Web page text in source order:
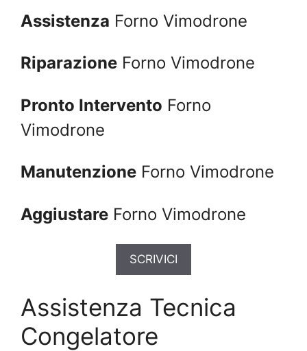
Assistenza Forno Vimodrone
Riparazione Forno Vimodrone
Pronto Intervento Forno
Vimodrone
Manutenzione Forno Vimodrone
Aggiustare Forno Vimodrone
SCRIVICI
Assistenza Tecnica
Congelatore